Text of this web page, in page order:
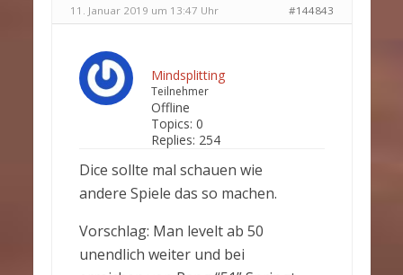
11. Januar 2019 um 13:47 Uhr #144843
Mindsplitting
Teilnehmer
Offline
Topics: 0
Replies: 254
Dice sollte mal schauen wie
andere Spiele das so machen.
Vorschlag: Man levelt ab 50
unendlich weiter und bei